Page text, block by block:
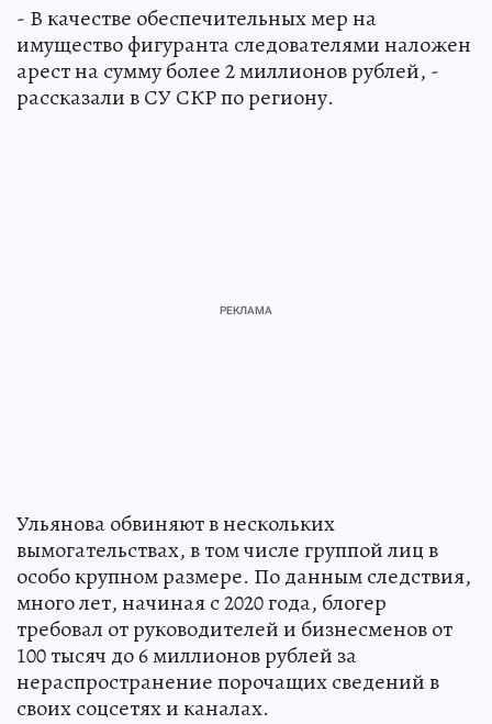
- В качестве обеспечительных мер на
имущество фигуранта следователями наложен
арест на сумму более 2 миллионов рублей, -
рассказали в СУ СКР по региону.
Ульянова обвиняют в нескольких
вымогательствах, в том числе группой лиц в
особо крупном размере. По данным следствия,
много лет, начиная с 2020 года, блогер
требовал от руководителей и бизнесменов от
100 тысяч до 6 миллионов рублей за
нераспространение порочащих сведений в
своих соцсетях и каналах.